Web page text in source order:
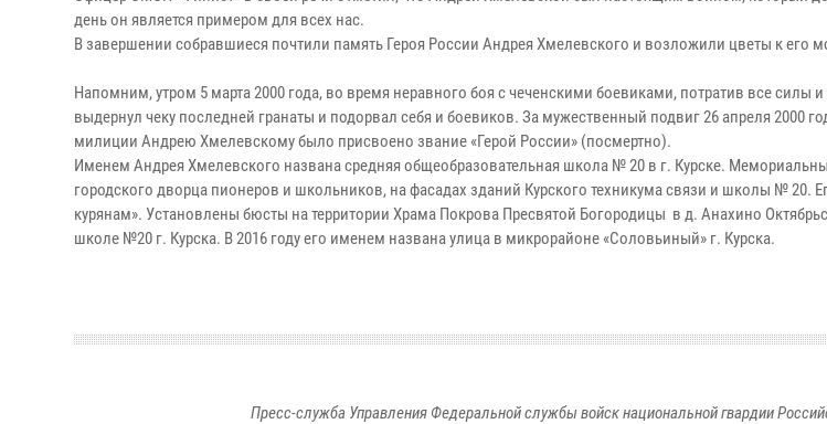
день он является примером для всех нас.
В завершении собравшиеся почтили память Героя России Андрея Хмелевского и возложили цветы к его
Напомним, утром 5 марта 2000 года, во время неравного боя с чеченскими боевиками, потратив все силы
выдернул чеку последней гранаты и подорвал себя и боевиков. За мужественный подвиг 26 апреля 2000
милиции Андрею Хмелевскому было присвоено звание «Герой России» (посмертно).
Именем Андрея Хмелевского названа средняя общеобразовательная школа № 20 в г. Курске.
городского дворца пионеров и школьников, на фасадах зданий Курского техникума связи и школы № 20.
курянам». Установлены бюсты на территории Храма Покрова Пресвятой Богородицы в д. Анахино
школе №20 г. Курска. В 2016 году его именем названа улица в микрорайоне «Соловьиный» г. Курска.
Пресс-служба Управления Федеральной службы войск национальной гвардии